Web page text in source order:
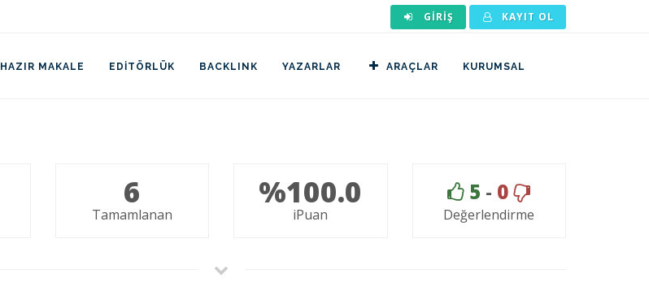
GIRIŞ KAYIT OL
HAZIR MAKALE EDITÖRLÜK BACKLINK YAZARLAR ARAÇLAR KURUMSAL
6
Tamamlanan
%100.0
iPuan
5 - 0
Değerlendirme